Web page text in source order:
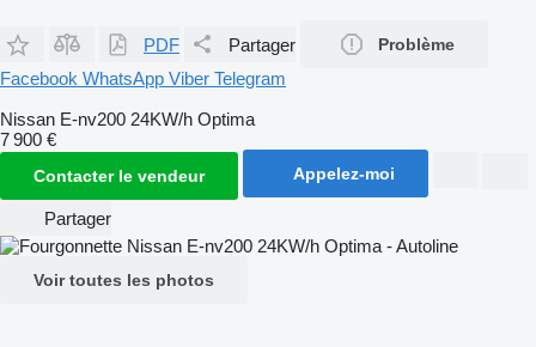
PDF Partager Problème
Facebook WhatsApp Viber Telegram
Nissan E-nv200 24KW/h Optima
7 900 €
Contacter le vendeur Appelez-moi
Partager
Voir toutes les photos